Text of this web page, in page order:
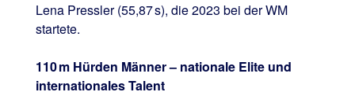
Lena Pressler (55,87 s), die 2023 bei der WM
startete.
110 m Hürden Männer – nationale Elite und
internationales Talent